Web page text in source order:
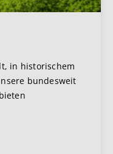
in historischem
bundesweit